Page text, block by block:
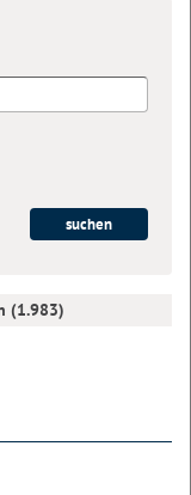
(1.983)